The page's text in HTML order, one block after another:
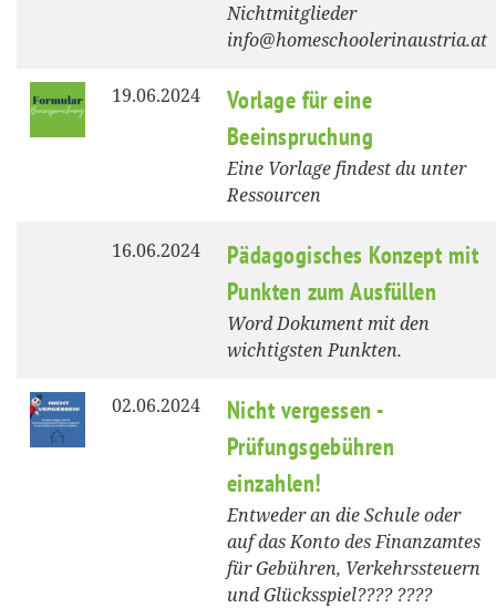
Nichtmitglieder
info@homeschoolerinaustria.at
19.06.2024
Vorlage für eine
Beeinspruchung
Eine Vorlage findest du unter
Ressourcen
16.06.2024
Pädagogisches Konzept mit
Punkten zum Ausfüllen
Word Dokument mit den
wichtigsten Punkten.
02.06.2024
Nicht vergessen -
Prüfungsgebühren
einzahlen!
Entweder an die Schule oder
auf das Konto des Finanzamtes
für Gebühren, Verkehrssteuern
und Glücksspiel???? ????